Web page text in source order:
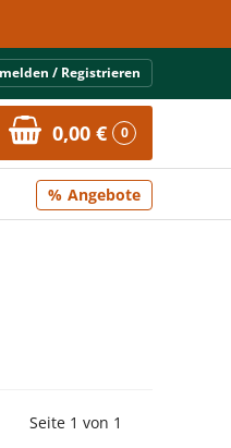
/ Registrieren
0,00 € 0
Angebote
Vorherige Seite
Seite 1 von 1